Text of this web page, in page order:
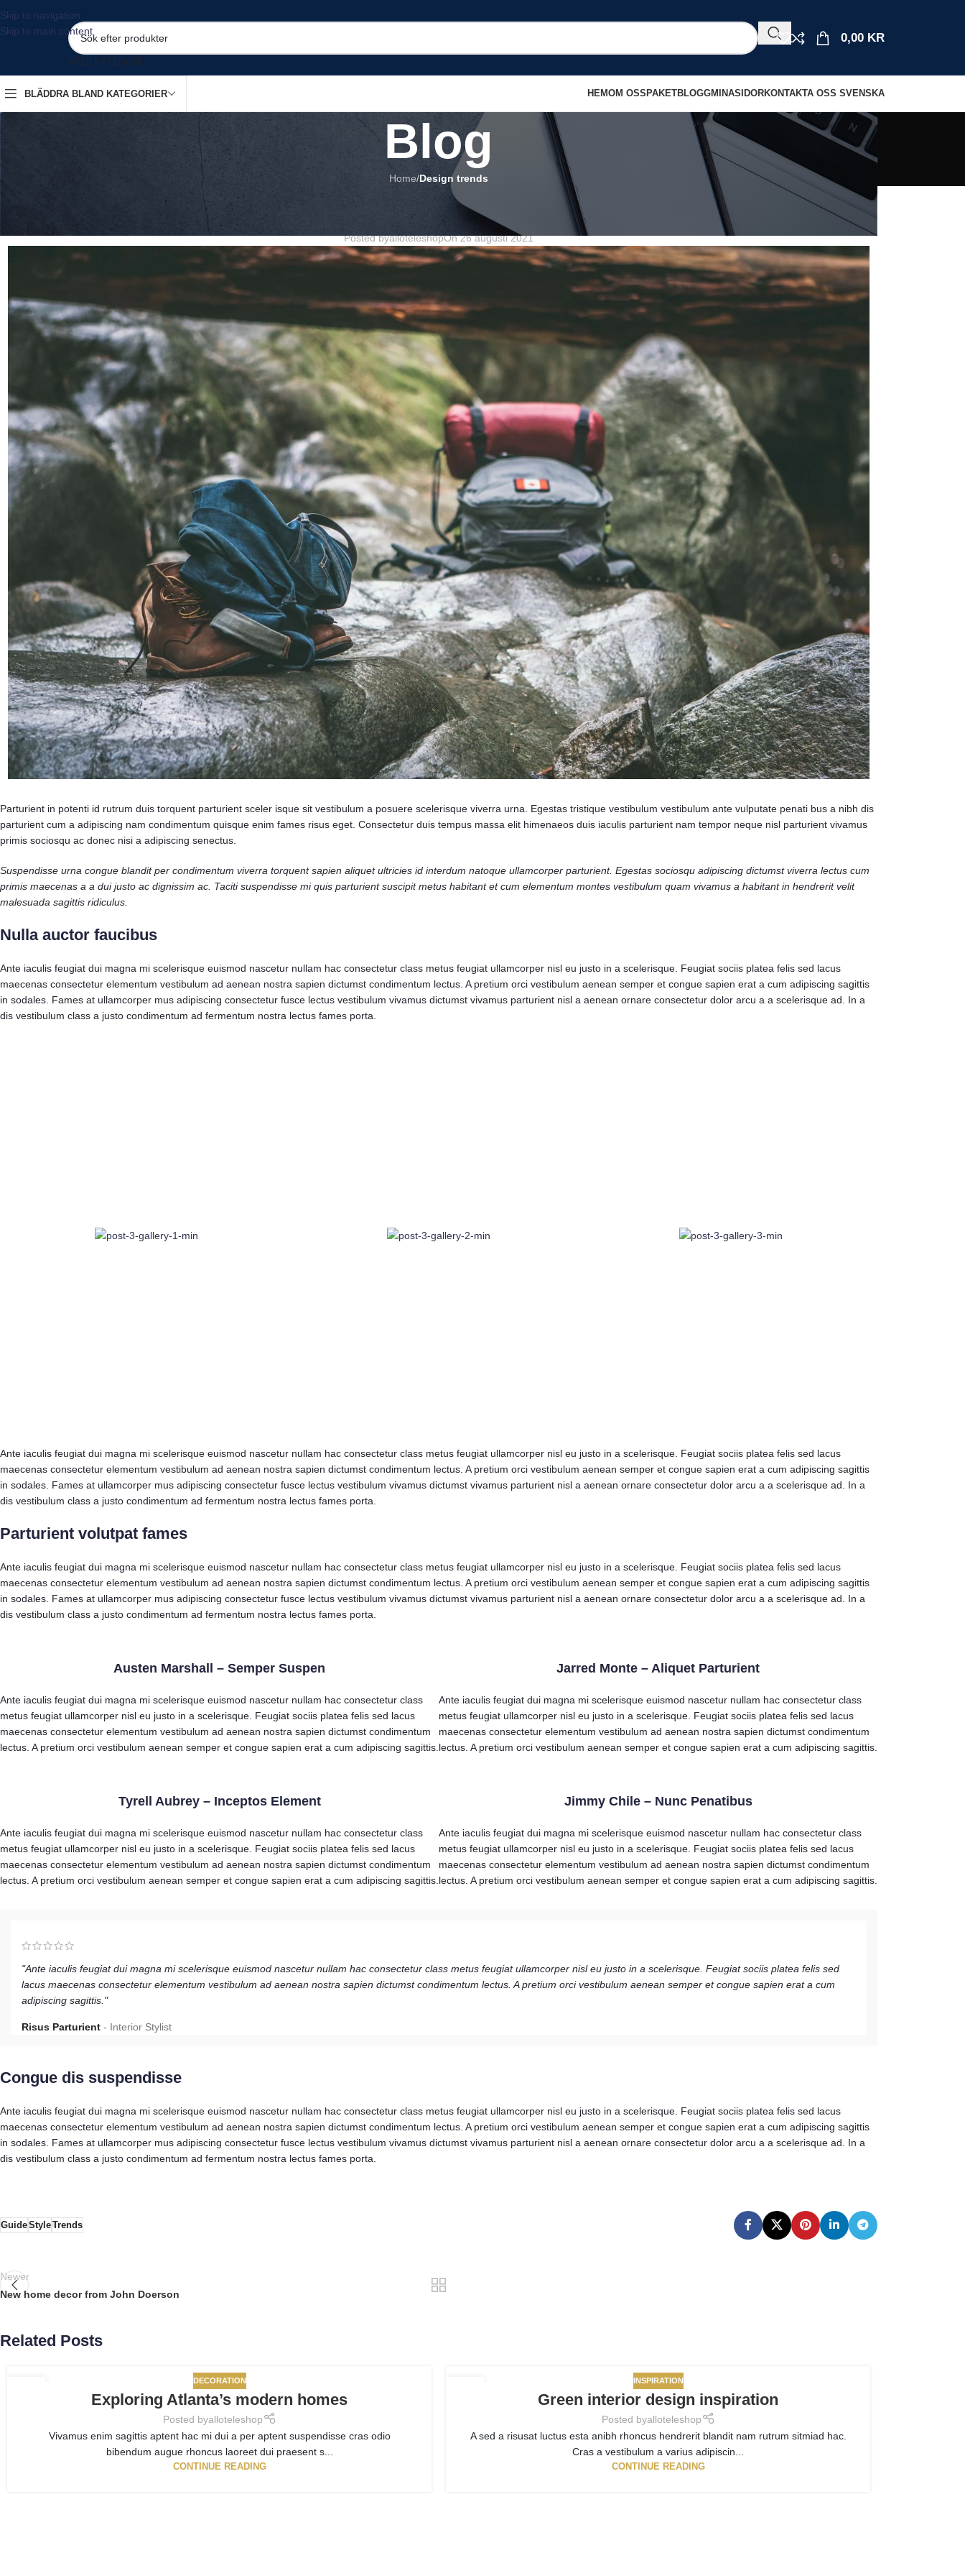
Skip to navigation
Skip to main content
VÄLJ KATEGORI
0,00 KR
BLÄDDRA BLAND KATEGORIER HEMOM OSS PAKETBLOGGMINASIDORKONTAKTA OSS SVENSKA
Blog
Home/Design trends
DESIGN TRENDS
The big design: Wall likes pictures
Posted byalloteleshopOn 26 augusti 2021
Parturient in potenti id rutrum duis torquent parturient sceler isque sit vestibulum a posuere scelerisque viverra urna. Egestas tristique vestibulum vestibulum ante vulputate penati bus a nibh dis
parturient cum a adipiscing nam condimentum quisque enim fames risus eget. Consectetur duis tempus massa elit himenaeos duis iaculis parturient nam tempor neque nisl parturient vivamus
primis sociosqu ac donec nisi a adipiscing senectus.
Suspendisse urna congue blandit per condimentum viverra torquent sapien aliquet ultricies id interdum natoque ullamcorper parturient. Egestas sociosqu adipiscing dictumst viverra lectus cum
primis maecenas a a dui justo ac dignissim ac. Taciti suspendisse mi quis parturient suscipit metus habitant et cum elementum montes vestibulum quam vivamus a habitant in hendrerit velit
malesuada sagittis ridiculus.
Nulla auctor faucibus
Ante iaculis feugiat dui magna mi scelerisque euismod nascetur nullam hac consectetur class metus feugiat ullamcorper nisl eu justo in a scelerisque. Feugiat sociis platea felis sed lacus
maecenas consectetur elementum vestibulum ad aenean nostra sapien dictumst condimentum lectus. A pretium orci vestibulum aenean semper et congue sapien erat a cum adipiscing sagittis
in sodales. Fames at ullamcorper mus adipiscing consectetur fusce lectus vestibulum vivamus dictumst vivamus parturient nisl a aenean ornare consectetur dolor arcu a a scelerisque ad. In a
dis vestibulum class a justo condimentum ad fermentum nostra lectus fames porta.
Ante iaculis feugiat dui magna mi scelerisque euismod nascetur nullam hac consectetur class metus feugiat ullamcorper nisl eu justo in a scelerisque. Feugiat sociis platea felis sed lacus
maecenas consectetur elementum vestibulum ad aenean nostra sapien dictumst condimentum lectus. A pretium orci vestibulum aenean semper et congue sapien erat a cum adipiscing sagittis
in sodales. Fames at ullamcorper mus adipiscing consectetur fusce lectus vestibulum vivamus dictumst vivamus parturient nisl a aenean ornare consectetur dolor arcu a a scelerisque ad. In a
dis vestibulum class a justo condimentum ad fermentum nostra lectus fames porta.
Parturient volutpat fames
Ante iaculis feugiat dui magna mi scelerisque euismod nascetur nullam hac consectetur class metus feugiat ullamcorper nisl eu justo in a scelerisque. Feugiat sociis platea felis sed lacus
maecenas consectetur elementum vestibulum ad aenean nostra sapien dictumst condimentum lectus. A pretium orci vestibulum aenean semper et congue sapien erat a cum adipiscing sagittis
in sodales. Fames at ullamcorper mus adipiscing consectetur fusce lectus vestibulum vivamus dictumst vivamus parturient nisl a aenean ornare consectetur dolor arcu a a scelerisque ad. In a
dis vestibulum class a justo condimentum ad fermentum nostra lectus fames porta.
Austen Marshall – Semper Suspen
Ante iaculis feugiat dui magna mi scelerisque euismod nascetur nullam hac consectetur class
metus feugiat ullamcorper nisl eu justo in a scelerisque. Feugiat sociis platea felis sed lacus
maecenas consectetur elementum vestibulum ad aenean nostra sapien dictumst condimentum
lectus. A pretium orci vestibulum aenean semper et congue sapien erat a cum adipiscing sagittis.
Jarred Monte – Aliquet Parturient
Ante iaculis feugiat dui magna mi scelerisque euismod nascetur nullam hac consectetur class
metus feugiat ullamcorper nisl eu justo in a scelerisque. Feugiat sociis platea felis sed lacus
maecenas consectetur elementum vestibulum ad aenean nostra sapien dictumst condimentum
lectus. A pretium orci vestibulum aenean semper et congue sapien erat a cum adipiscing sagittis.
Tyrell Aubrey – Inceptos Element
Ante iaculis feugiat dui magna mi scelerisque euismod nascetur nullam hac consectetur class
metus feugiat ullamcorper nisl eu justo in a scelerisque. Feugiat sociis platea felis sed lacus
maecenas consectetur elementum vestibulum ad aenean nostra sapien dictumst condimentum
lectus. A pretium orci vestibulum aenean semper et congue sapien erat a cum adipiscing sagittis.
Jimmy Chile – Nunc Penatibus
Ante iaculis feugiat dui magna mi scelerisque euismod nascetur nullam hac consectetur class
metus feugiat ullamcorper nisl eu justo in a scelerisque. Feugiat sociis platea felis sed lacus
maecenas consectetur elementum vestibulum ad aenean nostra sapien dictumst condimentum
lectus. A pretium orci vestibulum aenean semper et congue sapien erat a cum adipiscing sagittis.
"Ante iaculis feugiat dui magna mi scelerisque euismod nascetur nullam hac consectetur class metus feugiat ullamcorper nisl eu justo in a scelerisque. Feugiat sociis platea felis sed
lacus maecenas consectetur elementum vestibulum ad aenean nostra sapien dictumst condimentum lectus. A pretium orci vestibulum aenean semper et congue sapien erat a cum
adipiscing sagittis."
Risus Parturient Interior Stylist
Congue dis suspendisse
Ante iaculis feugiat dui magna mi scelerisque euismod nascetur nullam hac consectetur class metus feugiat ullamcorper nisl eu justo in a scelerisque. Feugiat sociis platea felis sed lacus
maecenas consectetur elementum vestibulum ad aenean nostra sapien dictumst condimentum lectus. A pretium orci vestibulum aenean semper et congue sapien erat a cum adipiscing sagittis
in sodales. Fames at ullamcorper mus adipiscing consectetur fusce lectus vestibulum vivamus dictumst vivamus parturient nisl a aenean ornare consectetur dolor arcu a a scelerisque ad. In a
dis vestibulum class a justo condimentum ad fermentum nostra lectus fames porta.
GuideStyleTrends
Newer
New home decor from John Doerson
Related Posts
DECORATION
Exploring Atlanta’s modern homes
Posted byalloteleshop
Vivamus enim sagittis aptent hac mi dui a per aptent suspendisse cras odio
bibendum augue rhoncus laoreet dui praesent s...
CONTINUE READING
INSPIRATION
Green interior design inspiration
Posted byalloteleshop
A sed a risusat luctus esta anibh rhoncus hendrerit blandit nam rutrum sitmiad hac.
Cras a vestibulum a varius adipiscin...
CONTINUE READING